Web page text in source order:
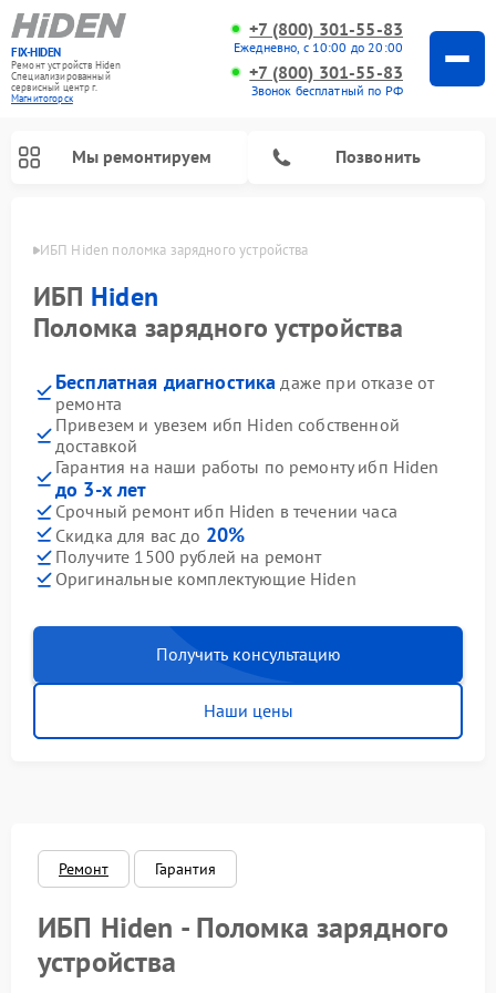
FIX-HIDEN
Ремонт устройств Hiden
Специализированный
cервисный центр г.
Магнитогорск
+7 (800) 301-55-83
Ежедневно, с 10:00 до 20:00
+7 (800) 301-55-83
Звонок бесплатный по РФ
Мы ремонтируем Позвонить
ИБП Hiden поломка зарядного устройства
ИБП Hiden
Поломка зарядного устройства
Бесплатная диагностика даже при отказе от
ремонта
Привезем и увезем ибп Hiden собственной
доставкой
Гарантия на наши работы по ремонту ибп Hiden
до 3-х лет
Срочный ремонт ибп Hiden в течении часа
Скидка для вас до 20%
Получите 1500 рублей на ремонт
Оригинальные комплектующие Hiden
Получить консультацию
Наши цены
Ремонт Гарантия
ИБП Hiden - Поломка зарядного
устройства